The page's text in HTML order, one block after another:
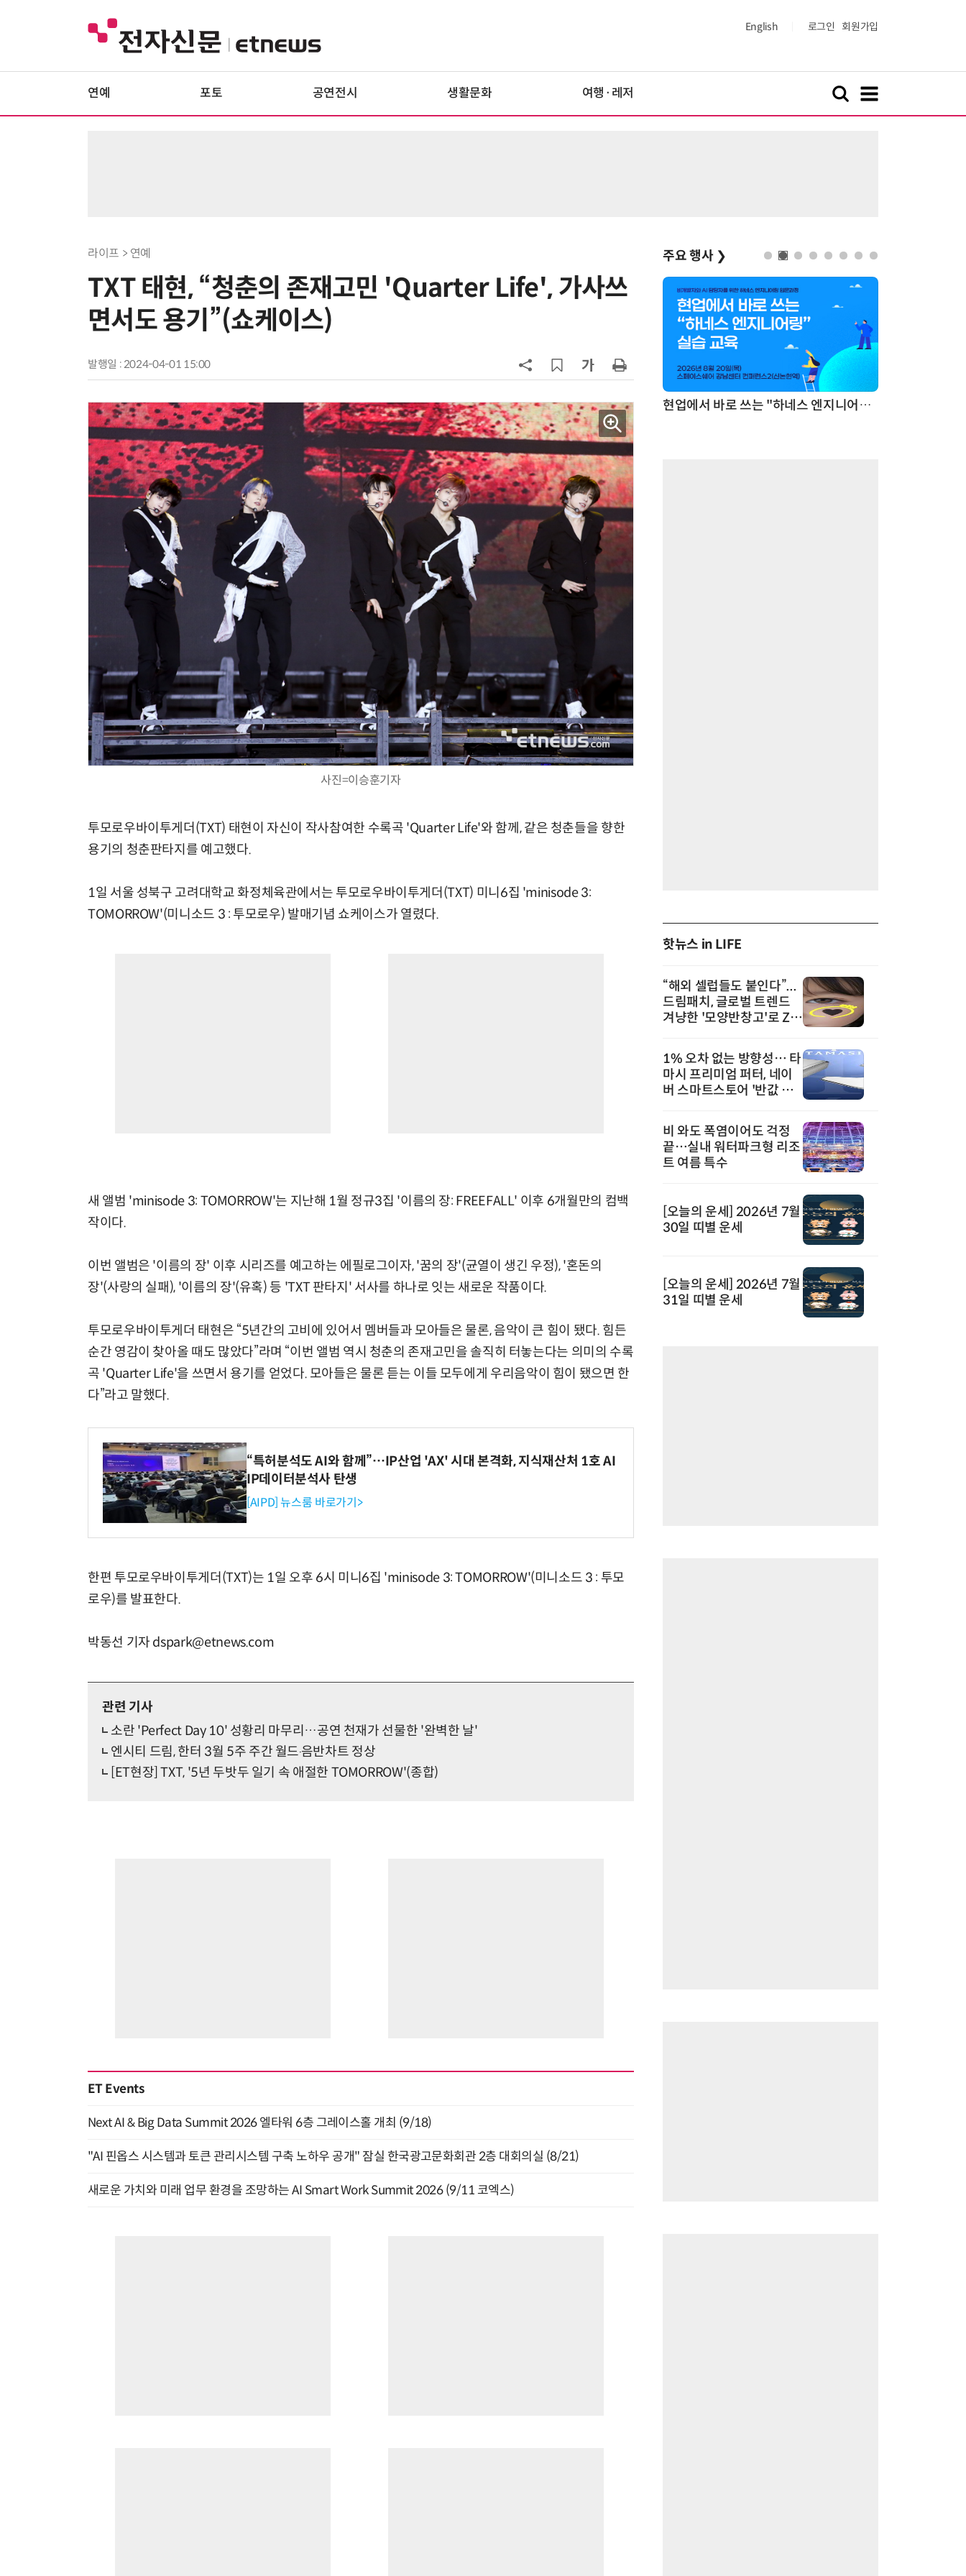
English 로그인 회원가입
연예 포토 공연전시 생활문화 여행·레저
라이프 > 연예
TXT 태현, “청춘의 존재고민 'Quarter Life', 가사쓰
면서도 용기”(쇼케이스)
발행일 : 2024-04-01 15:00
사진=이승훈기자
투모로우바이투게더(TXT) 태현이 자신이 작사참여한 수록곡 'Quarter Life'와 함께, 같은 청춘들을 향한
용기의 청춘판타지를 예고했다.
1일 서울 성북구 고려대학교 화정체육관에서는 투모로우바이투게더(TXT) 미니6집 'minisode 3:
TOMORROW'(미니소드 3 : 투모로우) 발매기념 쇼케이스가 열렸다.
새 앨범 'minisode 3: TOMORROW'는 지난해 1월 정규3집 '이름의 장: FREEFALL' 이후 6개월만의 컴백
작이다.
이번 앨범은 '이름의 장' 이후 시리즈를 예고하는 에필로그이자, '꿈의 장'(균열이 생긴 우정), '혼돈의
장'(사랑의 실패), '이름의 장'(유혹) 등 'TXT 판타지' 서사를 하나로 잇는 새로운 작품이다.
투모로우바이투게더 태현은 “5년간의 고비에 있어서 멤버들과 모아들은 물론, 음악이 큰 힘이 됐다. 힘든
순간 영감이 찾아올 때도 많았다”라며 “이번 앨범 역시 청춘의 존재고민을 솔직히 터놓는다는 의미의 수록
곡 'Quarter Life'을 쓰면서 용기를 얻었다. 모아들은 물론 듣는 이들 모두에게 우리음악이 힘이 됐으면 한
다”라고 말했다.
“특허분석도 AI와 함께”…IP산업 'AX' 시대 본격화, 지식재산처 1호 AI
IP데이터분석사 탄생
[AIPD] 뉴스룸 바로가기>
한편 투모로우바이투게더(TXT)는 1일 오후 6시 미니6집 'minisode 3: TOMORROW'(미니소드 3 : 투모
로우)를 발표한다.
박동선 기자 dspark@etnews.com
관련 기사
소란 'Perfect Day 10' 성황리 마무리…공연 천재가 선물한 '완벽한 날'
엔시티 드림, 한터 3월 5주 주간 월드‧음반차트 정상
[ET현장] TXT, '5년 두밧두 일기 속 애절한 TOMORROW'(종합)
ET Events
Next AI & Big Data Summit 2026 엘타워 6층 그레이스홀 개최 (9/18)
"AI 핀옵스 시스템과 토큰 관리시스템 구축 노하우 공개" 잠실 한국광고문화회관 2층 대회의실 (8/21)
새로운 가치와 미래 업무 환경을 조망하는 AI Smart Work Summit 2026 (9/11 코엑스)
주요 행사 ❯
양자컴퓨팅 비즈니스·기술 입문 1-Day 워크샵 - 큐비트·양자 알고리듬·Qiskit 실습으로 이해하는 차세대 현업에서 바로 쓰는 "하네스 엔지니어링" 실습 교육
핫뉴스 in LIFE
“해외 셀럽들도 붙인다”...
드림패치, 글로벌 트렌드
겨냥한 '모양반창고'로 Z세
1% 오차 없는 방향성… 타
마시 프리미엄 퍼터, 네이
버 스마트스토어 '반값 할
비 와도 폭염이어도 걱정
끝…실내 워터파크형 리조
트 여름 특수
[오늘의 운세] 2026년 7월
30일 띠별 운세
[오늘의 운세] 2026년 7월
31일 띠별 운세